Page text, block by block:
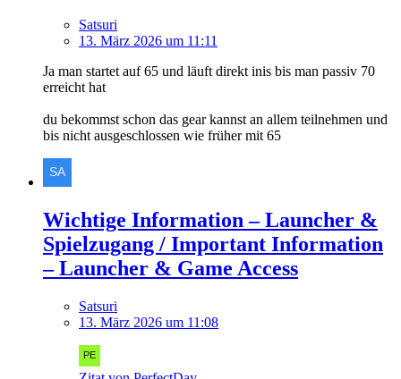
Satsuri
13. März 2026 um 11:11
Ja man startet auf 65 und läuft direkt inis bis man passiv 70
erreicht hat
du bekommst schon das gear kannst an allem teilnehmen und
bis nicht ausgeschlossen wie früher mit 65
Wichtige Information – Launcher &
Spielzugang / Important Information
– Launcher & Game Access
Satsuri
13. März 2026 um 11:08